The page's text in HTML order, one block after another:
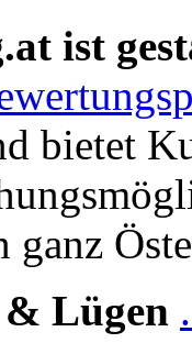
ist
bietet
ganz
& Lügen